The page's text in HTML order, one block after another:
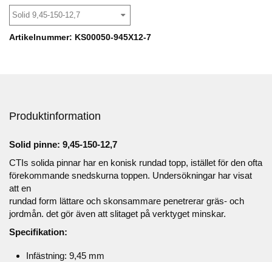
Solid 9,45-150-12,7
Artikelnummer: KS00050-945X12-7
Produktinformation
Solid pinne: 9,45-150-12,7
CTIs solida pinnar har en konisk rundad topp, istället för den ofta
förekommande snedskurna toppen. Undersökningar har visat
att en
rundad form lättare och skonsammare penetrerar gräs- och
jordmån. det gör även att slitaget på verktyget minskar.
Specifikation:
Infästning: 9,45 mm